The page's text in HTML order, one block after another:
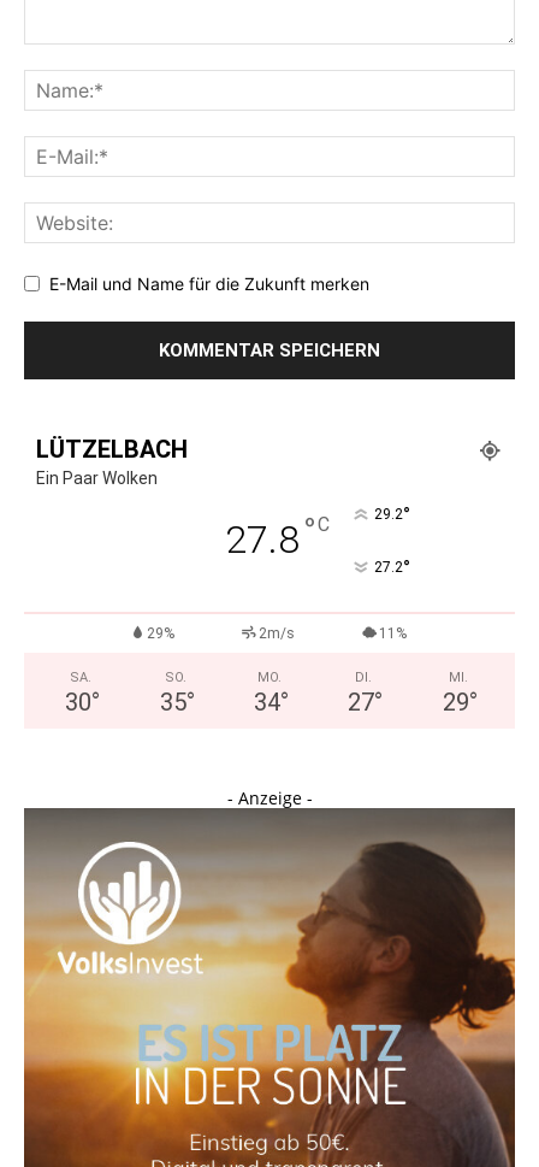
E-Mail und Name für die Zukunft merken
LÜTZELBACH
Ein Paar Wolken
27.8°C 29.2°
27.2°
29% 2m/s 11%
SA.
30°
SO.
35°
MO.
34°
DI.
27°
MI.
29°
- Anzeige -